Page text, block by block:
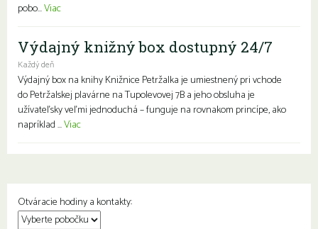
pobo...Viac
Výdajný knižný box dostupný 24/7
Každý deň
Výdajný box na knihy Knižnice Petržalka je umiestnený pri vchode
do Petržalskej plavárne na Tupolevovej 7B a jeho obsluha je
užívateľsky veľmi jednoduchá – funguje na rovnakom princípe, ako
napríklad ...Viac
Otváracie hodiny a kontakty: